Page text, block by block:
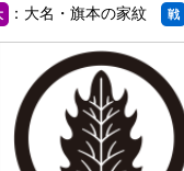
：大名・旗本の家紋 戦